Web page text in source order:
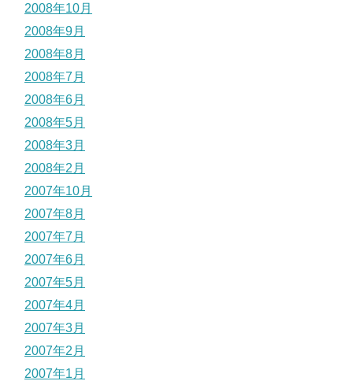
2008年10月
2008年9月
2008年8月
2008年7月
2008年6月
2008年5月
2008年3月
2008年2月
2007年10月
2007年8月
2007年7月
2007年6月
2007年5月
2007年4月
2007年3月
2007年2月
2007年1月